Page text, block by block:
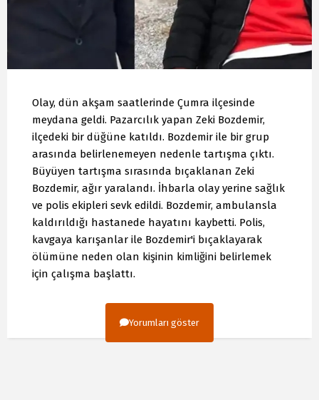
Olay, dün akşam saatlerinde Çumra ilçesinde
meydana geldi. Pazarcılık yapan Zeki Bozdemir,
ilçedeki bir düğüne katıldı. Bozdemir ile bir grup
arasında belirlenemeyen nedenle tartışma çıktı.
Büyüyen tartışma sırasında bıçaklanan Zeki
Bozdemir, ağır yaralandı. İhbarla olay yerine sağlık
ve polis ekipleri sevk edildi. Bozdemir, ambulansla
kaldırıldığı hastanede hayatını kaybetti. Polis,
kavgaya karışanlar ile Bozdemir'i bıçaklayarak
ölümüne neden olan kişinin kimliğini belirlemek
için çalışma başlattı.
Yorumları göster